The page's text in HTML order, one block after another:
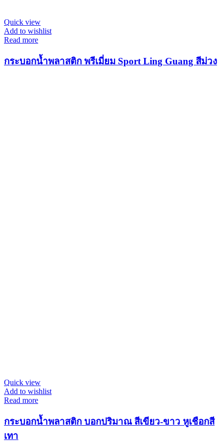
Quick view
Add to wishlist
Read more
กระบอกน้ำพลาสติก พรีเมี่ยม Sport Ling Guang สีม่วง
Quick view
Add to wishlist
Read more
กระบอกน้ำพลาสติก บอกปริมาณ สีเขียว-ขาว หูเชือกสี
เทา